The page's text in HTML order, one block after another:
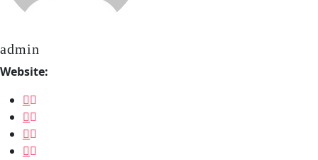
admin
Website: